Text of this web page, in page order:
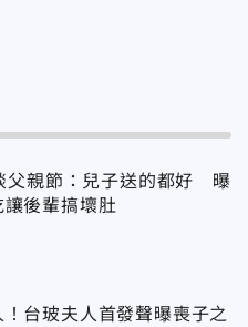
父親節：兒子送的都好 曝
後輩搞壞肚
台玻夫人首發聲曝喪子之